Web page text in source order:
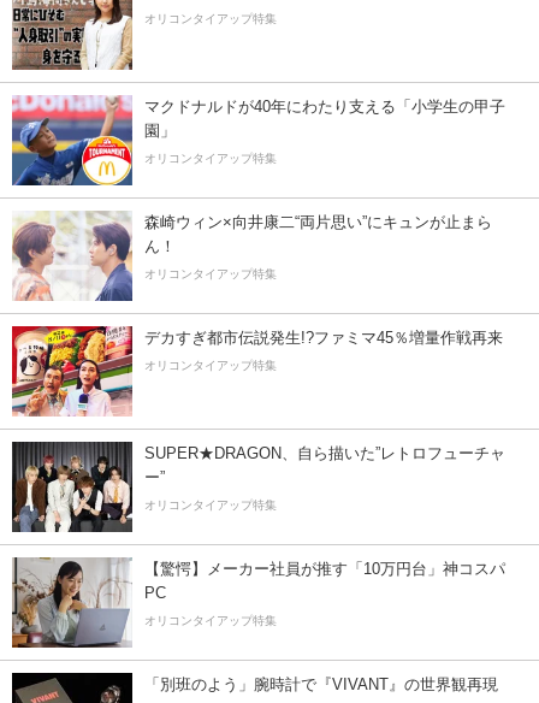
オリコンタイアップ特集
マクドナルドが40年にわたり支える「小学生の甲子
園」
オリコンタイアップ特集
森崎ウィン×向井康二“両片思い”にキュンが止まら
ん！
オリコンタイアップ特集
デカすぎ都市伝説発生!?ファミマ45％増量作戦再来
オリコンタイアップ特集
SUPER★DRAGON、自ら描いた”レトロフューチャ
ー”
オリコンタイアップ特集
【驚愕】メーカー社員が推す「10万円台」神コスパ
PC
オリコンタイアップ特集
「別班のよう」腕時計で『VIVANT』の世界観再現